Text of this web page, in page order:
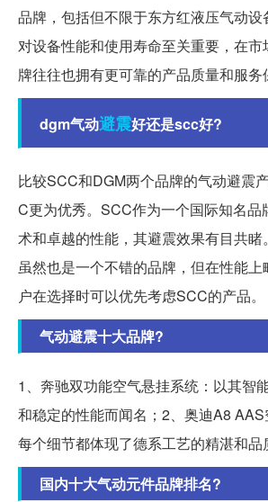
品牌，包括但不限于东方红液压气动
对设备性能和使用寿命至关重要，在
牌往往也拥有更可靠的产品质量和服务
dgm气动避震好还是scc好?
比较SCC和DGM两个品牌的气动避震
C更为优秀。SCC作为一个国际知名品
术和卓越的性能，其避震效果有目共
虽然也是一个不错的品牌，但在性能
户在选择时可以优先考虑SCC的产品。
气动避震十大品牌?
1、奔驰双功能空气悬挂系统：以其智
和稳定的性能而闻名；2、奥迪A8 AAS
每个细节都体现了德系工艺的精湛和品
国内十大气动元件品牌排名?